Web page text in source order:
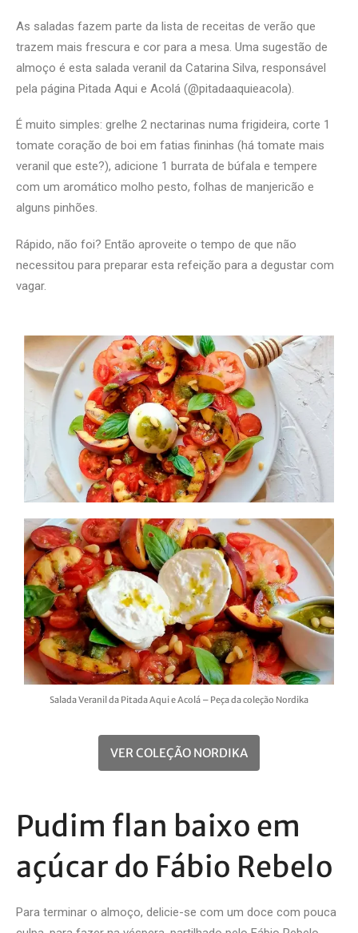
As saladas fazem parte da lista de receitas de verão que
trazem mais frescura e cor para a mesa. Uma sugestão de
almoço é esta salada veranil da Catarina Silva, responsável
pela página Pitada Aqui e Acolá (@pitadaaquieacola).
É muito simples: grelhe 2 nectarinas numa frigideira, corte 1
tomate coração de boi em fatias fininhas (há tomate mais
veranil que este?), adicione 1 burrata de búfala e tempere
com um aromático molho pesto, folhas de manjericão e
alguns pinhões.
Rápido, não foi? Então aproveite o tempo de que não
necessitou para preparar esta refeição para a degustar com
vagar.
Salada Veranil da Pitada Aqui e Acolá – Peça da coleção Nordika
VER COLEÇÃO NORDIKA
Pudim flan baixo em
açúcar do Fábio Rebelo
Para terminar o almoço, delicie-se com um doce com pouca